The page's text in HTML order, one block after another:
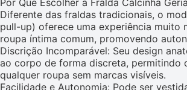
Por Que Escolher a Fralda Calcinha
Diferente das fraldas tradicionais, o
pull-up) oferece uma experiência muito
roupa íntima comum, promovendo
Discrição Incomparável: Seu design
ao corpo de forma discreta, permitindo
qualquer roupa sem marcas visíveis.
Facilidade e Autonomia: Pode ser